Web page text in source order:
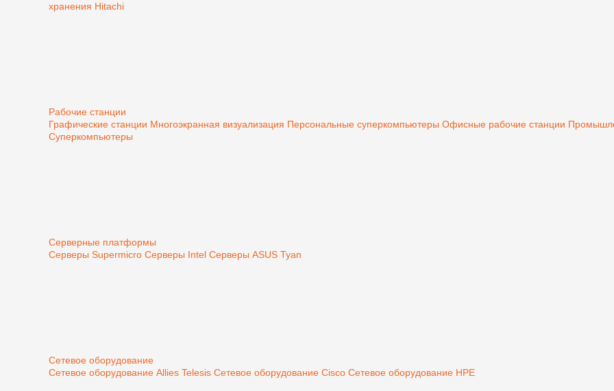
хранения Hitachi
Рабочие станции
Графические станции Многоэкранная визуализация Персональные суперкомпьютеры Офисные рабочие станции
Суперкомпьютеры
Серверные платформы
Серверы Supermicro Серверы Intel Серверы ASUS Tyan
Сетевое оборудование
Сетевое оборудование Allies Telesis Сетевое оборудование Cisco Сетевое оборудование HPE